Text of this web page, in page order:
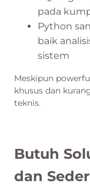
pada
Python
baik
sistem
Meskipun
khusus dan
teknis.
Butuh
dan